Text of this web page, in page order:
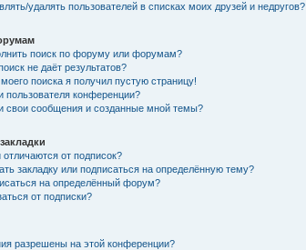
удалять пользователей в списках моих друзей и недругов?
поиск по форуму или форумам?
не даёт результатов?
моего поиска я получил пустую страницу!
пользователя конференции?
свои сообщения и созданные мной темы?
отличаются от подписок?
закладку или подписаться на определённую тему?
на определённый форум?
от подписки?
разрешены на этой конференции?